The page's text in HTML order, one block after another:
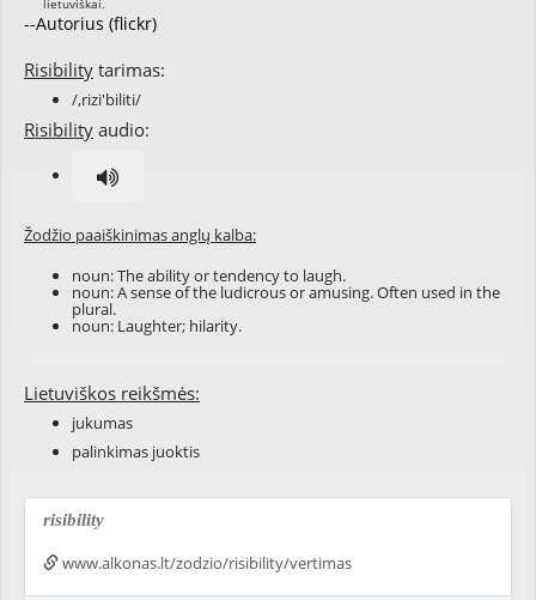
--Autorius (flickr)
Risibility tarimas:
/,rizi'biliti/
Risibility audio:
Žodžio paaiškinimas anglų kalba:
noun: The ability or tendency to laugh.
noun: A sense of the ludicrous or amusing. Often used in the
plural.
noun: Laughter; hilarity.
Lietuviškos reikšmės:
jukumas
palinkimas juoktis
risibility
www.alkonas.lt/zodzio/risibility/vertimas